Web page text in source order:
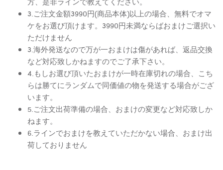
3.ご注文金額3990円(商品本体)以上の場合、無料でオマ
ケをお選び頂けます。3990円未満ならばおまけご選択い
ただけません
3.海外発送なので万が一おまけは傷があれば、返品交換
など対応致しかねますのでご了承下さい。
4.もしお選び頂いたおまけが一時在庫切れの場合、こち
らは勝てにランダムで同価値の物を発送する場合がござ
います。
5.ご注文出荷準備の場合、おまけの変更など対応致しか
ねます。
6.ラインでおまけを教えていただかない場合、おまけ出
荷しておりません